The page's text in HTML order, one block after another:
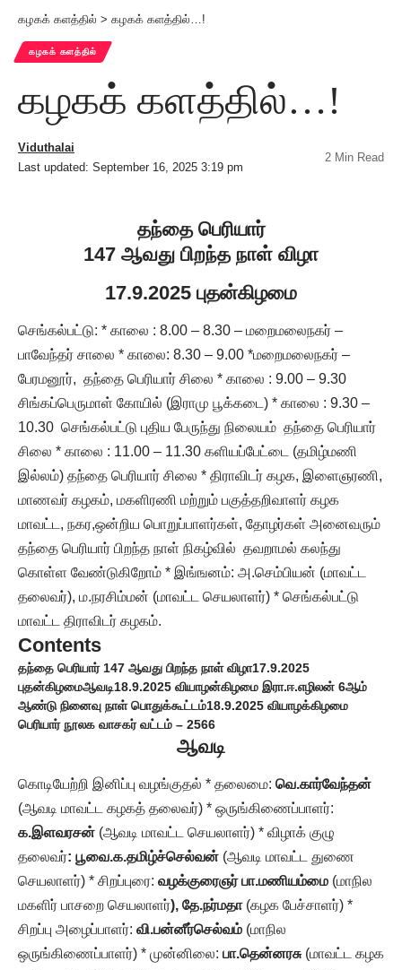
கழகக் களத்தில் > கழகக் களத்தில்…!
கழகக் களத்தில்
கழகக் களத்தில்…!
Last updated: September 16, 2025 3:19 pm
Viduthalai
2 Min Read
தந்தை பெரியார்
147 ஆவது பிறந்த நாள் விழா
17.9.2025 புதன்கிழமை
செங்கல்பட்டு: * காலை : 8.00 – 8.30 – மறைமலைநகர் –
பாவேந்தர் சாலை * காலை: 8.30 – 9.00 *மறைமலைநகர் –
பேரமனூர், தந்தை பெரியார் சிலை * காலை : 9.00 – 9.30
சிங்கப்பெருமாள் கோயில் (இராமு பூக்கடை) * காலை : 9.30 –
10.30 செங்கல்பட்டு புதிய பேருந்து நிலையம் தந்தை பெரியார்
சிலை * காலை : 11.00 – 11.30 களியப்பேட்டை (தமிழ்மணி
இல்லம்) தந்தை பெரியார் சிலை * திராவிடர் கழக, இளைஞரணி,
மாணவர் கழகம், மகளிரணி மற்றும் பகுத்தறிவாளர் கழக
மாவட்ட, நகர,ஒன்றிய பொறுப்பாளர்கள், தோழர்கள் அனைவரும்
தந்தை பெரியார் பிறந்த நாள் நிகழ்வில் தவறாமல் கலந்து
கொள்ள வேண்டுகிறோம் * இங்ஙனம்: அ.செம்பியன் (மாவட்ட
தலைவர்), ம.நரசிம்மன் (மாவட்ட செயலாளர்) * செங்கல்பட்டு
மாவட்ட திராவிடர் கழகம்.
Contents
தந்தை பெரியார் 147 ஆவது பிறந்த நாள் விழா17.9.2025
புதன்கிழமைஆவடி18.9.2025 வியாழன்கிழமை இரா.ஈ.எழிலன் 6ஆம்
ஆண்டு நினைவு நாள் பொதுக்கூட்டம்18.9.2025 வியாழக்கிழமை
பெரியார் நூலக வாசகர் வட்டம் – 2566
ஆவடி
கொடியேற்றி இனிப்பு வழங்குதல் * தலைமை: வெ.கார்வேந்தன்
(ஆவடி மாவட்ட கழகத் தலைவர்) * ஒருங்கிணைப்பாளர்:
க.இளவரசன் (ஆவடி மாவட்ட செயலாளர்) * விழாக் குழு
தலைவர்: பூவை.க.தமிழ்ச்செல்வன் (ஆவடி மாவட்ட துணை
செயலாளர்) * சிறப்புரை: வழக்குரைஞர் பா.மணியம்மை (மாநில
மகளிர் பாசறை செயலாளர்), தே.நர்மதா(கழக பேச்சாளர்) *
சிறப்பு அழைப்பாளர்: வி.பன்னீர்செல்வம் (மாநில
ஒருங்கிணைப்பாளர்) * முன்னிலை: பா.தென்னரசு(மாவட்ட கழக